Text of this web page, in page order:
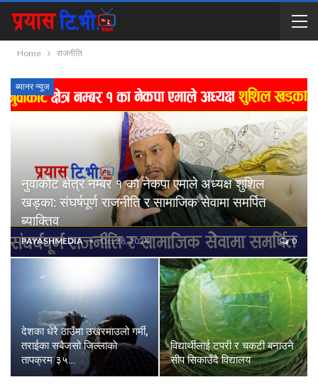
Home राजनीति
ब्यानर न्यूज
नुवाकोट क्षेत्र नम्बर १ का नेकपा एमाले अध्यक्ष शुशिल
खड्का: संघर्षपूर्ण राजनीति र सामाजिक सेवामा समर्पित
ब्याक्तिव
PAYASHMEDIA Oct 28, 2024 0
देशका धेरै ठाउँमा उखरमाउलो गर्मी,
तराईका सबैजसो जिल्लाकाे
तापक्रम ३५…
विद्यार्थीलाई टपरी र चकटी बनाउने
सीप सिकाउँदै विद्यालय